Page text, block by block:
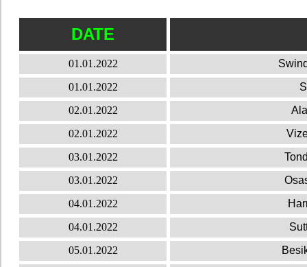
DATE
01.01.2022
01.01.2022
02.01.2022
02.01.2022
03.01.2022
03.01.2022
04.01.2022
04.01.2022
05.01.2022